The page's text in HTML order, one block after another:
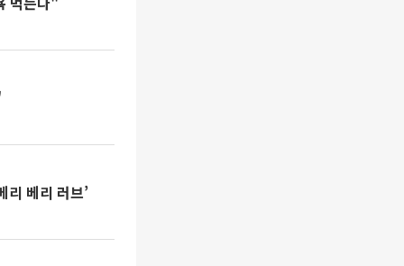
리 베리 러브’